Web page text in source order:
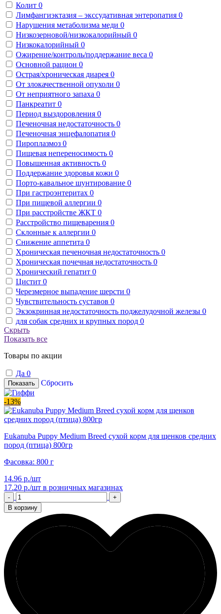
Колит 0
Лимфангиэктазия – экссудативная энтеропатия 0
Нарушения метаболизма меди 0
Низкозерновой/низкокалорийный 0
Низкокалорийный 0
Ожирение/контроль/поддержание веса 0
Основной рацион 0
Острая/хроническая диарея 0
От злокачественной опухоли 0
От неприятного запаха 0
Панкреатит 0
Период выздоровления 0
Печеночная недостаточность 0
Печеночная энцефалопатия 0
Пироплазмоз 0
Пищевая непереносимость 0
Повышенная активность 0
Поддержание здоровья кожи 0
Порто-кавальное шунтирование 0
При гастроэнтеритах 0
При пищевой аллергии 0
При расстройстве ЖКТ 0
Расстройство пищеварения 0
Склонные к аллергии 0
Снижение аппетита 0
Хроническая печеночная недостаточность 0
Хроническая почечная недостаточность 0
Хронический гепатит 0
Цистит 0
Черезмерное выпадение шерсти 0
Чувствительность суставов 0
Экзокринная недостаточность поджелудочной железы 0
для собак средних и крупных пород 0
Скрыть
Показать все
Товары по акции
Да 0
Показать Сбросить
-13%
Eukanuba Puppy Medium Breed сухой корм для щенков средних
пород (птица) 800гр
Фасовка: 800 г
14.96 р./шт
17.20 р./шт в розничных магазинах
-
+
В корзину